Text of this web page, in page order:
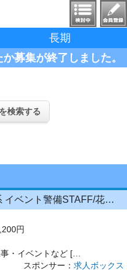
長期
募集が終了しました。
検索する
イベント警備/警備員/イベント系 イベント警備STAFF/花火や祭り スポーツ大会などでの案内を
円
スポンサー： 求人ボックス